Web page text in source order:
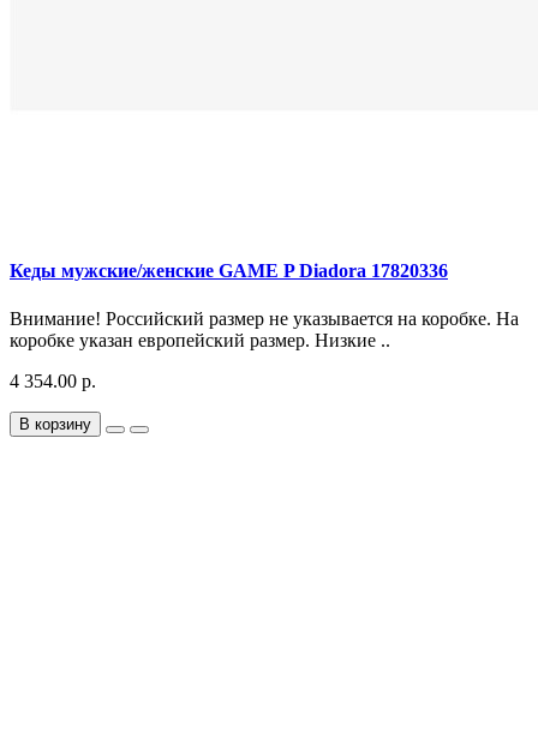
Кеды мужские/женские GAME P Diadora 17820336
Внимание! Российский размер не указывается на коробке. На
коробке указан европейский размер. Низкие ..
4 354.00 р.
В корзину